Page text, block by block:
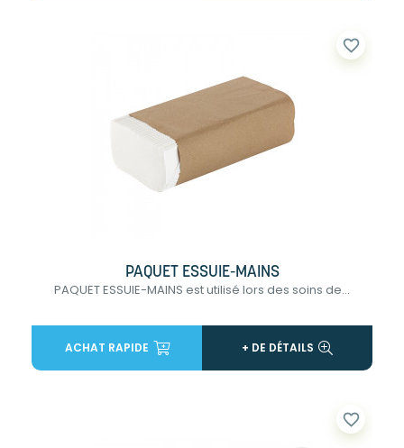
favorite_border
PAQUET ESSUIE-MAINS
PAQUET ESSUIE-MAINS est utilisé lors des soins de...
ACHAT RAPIDE + DE DÉTAILS
favorite_border